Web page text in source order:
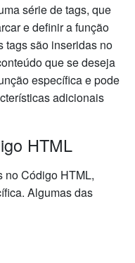
série de tags, que
e definir a função
tags são inseridas no
que se deseja
específica e pode
adicionais
HTML
no Código HTML,
Algumas das